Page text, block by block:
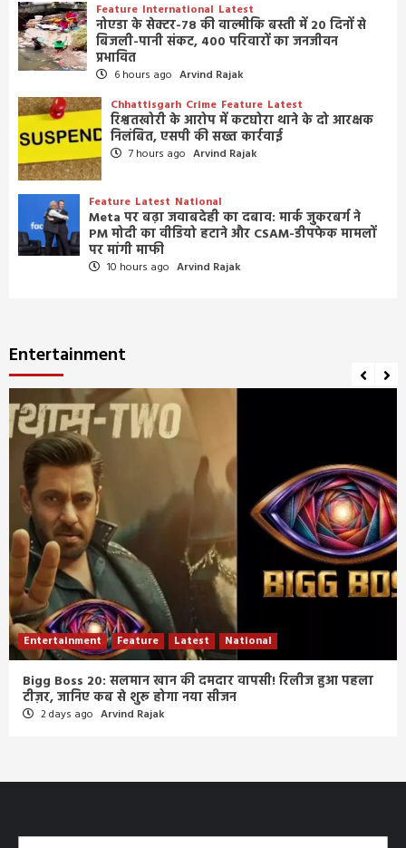
Feature International Latest
नोएडा के सेक्टर-78 की वाल्मीकि बस्ती में 20 दिनों से
बिजली-पानी संकट, 400 परिवारों का जनजीवन
प्रभावित
6 hours ago Arvind Rajak
Chhattisgarh Crime Feature Latest
रिश्वतखोरी के आरोप में कटघोरा थाने के दो आरक्षक
निलंबित, एसपी की सख्त कार्रवाई
7 hours ago Arvind Rajak
Feature Latest National
Meta पर बढ़ा जवाबदेही का दबाव: मार्क जुकरबर्ग ने
PM मोदी का वीडियो हटाने और CSAM-डीपफेक मामलों
पर मांगी माफी
10 hours ago Arvind Rajak
Entertainment
Entertainment Feature Latest National
Bigg Boss 20: सलमान खान की दमदार वापसी! रिलीज हुआ पहला
टीज़र, जानिए कब से शुरू होगा नया सीजन
2 days ago Arvind Rajak